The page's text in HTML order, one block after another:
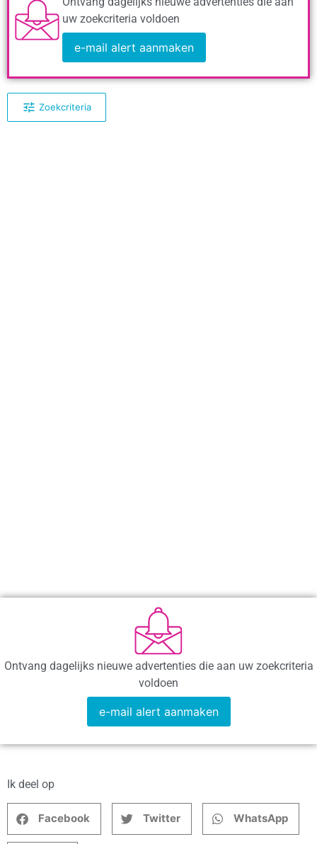
uw zoekcriteria voldoen
e-mail alert aanmaken
Zoekcriteria
Ontvang dagelijks nieuwe advertenties die aan uw zoekcriteria
voldoen
e-mail alert aanmaken
Ik deel op
Facebook Twitter WhatsApp